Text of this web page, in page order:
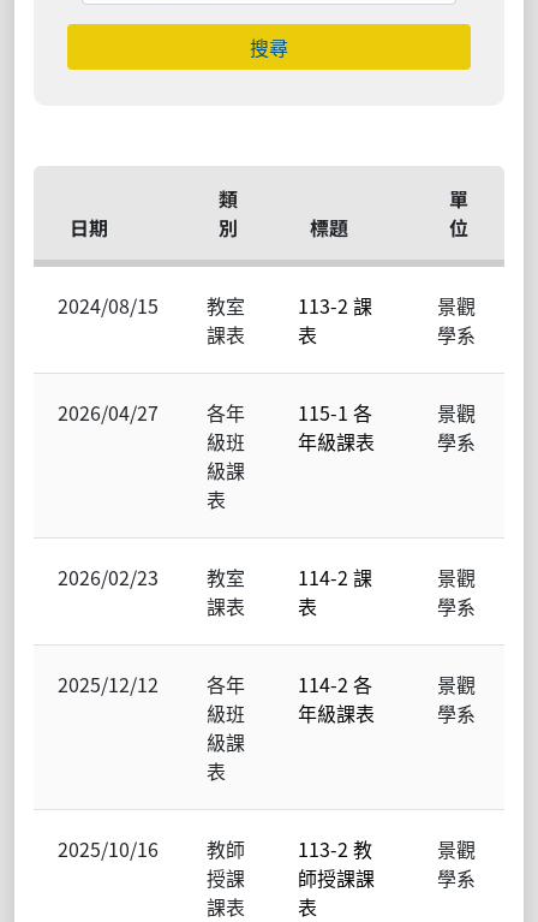
搜尋
日期
類
別
標題
單
位
2024/08/15
教室
課表
113-2 課
表
景觀
學系
2026/04/27
各年
級班
級課
表
115-1 各
年級課表
景觀
學系
2026/02/23
教室
課表
114-2 課
表
景觀
學系
2025/12/12
各年
級班
級課
表
114-2 各
年級課表
景觀
學系
2025/10/16
教師
授課
課表
113-2 教
師授課課
表
景觀
學系